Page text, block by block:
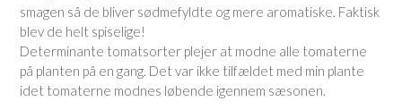
smagen så de bliver sødmefyldte og mere aromatiske. Faktisk
blev de helt spiselige!
Determinante tomatsorter plejer at modne alle tomaterne
på planten på en gang. Det var ikke tilfældet med min plante
idet tomaterne modnes løbende igennem sæsonen.